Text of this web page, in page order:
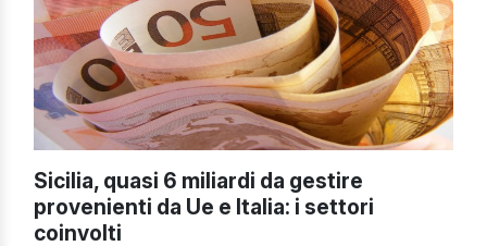
Sicilia, quasi 6 miliardi da gestire
provenienti da Ue e Italia: i settori
coinvolti